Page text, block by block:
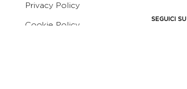
Privacy Policy
Cookie Policy
SEGUICI SU